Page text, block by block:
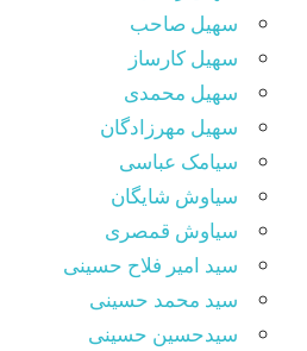
سهیل صاحب
سهیل کارساز
سهیل محمدی
سهیل مهرزادگان
سیامک عباسی
سیاوش شایگان
سیاوش قمصری
سید امیر فلاح حسینی
سید محمد حسینی
سیدحسین حسینی